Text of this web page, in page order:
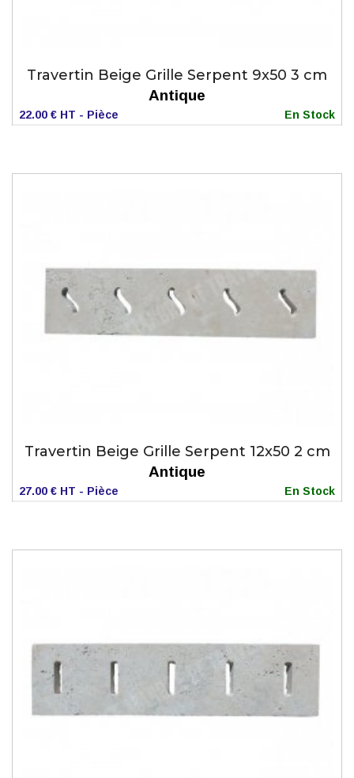
Travertin Beige Grille Serpent 9x50 3 cm
Antique
22.00 € HT - Pièce En Stock
Travertin Beige Grille Serpent 12x50 2 cm
Antique
27.00 € HT - Pièce En Stock